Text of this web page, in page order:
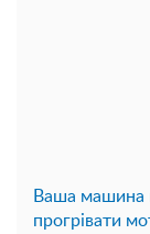
Ваша машина
прогрівати